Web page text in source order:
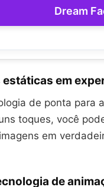
Dream
em
de ponta para
toques, você
em
de